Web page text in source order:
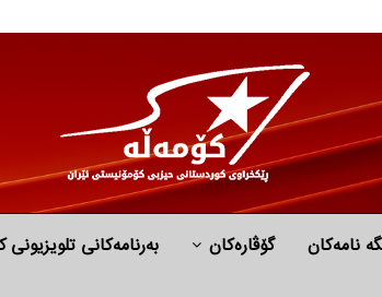
نامه‌كان گۆڤارەکان بەرنامەکانی تلویزیونی